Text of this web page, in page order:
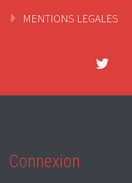
MENTIONS LEGALES
Connexion